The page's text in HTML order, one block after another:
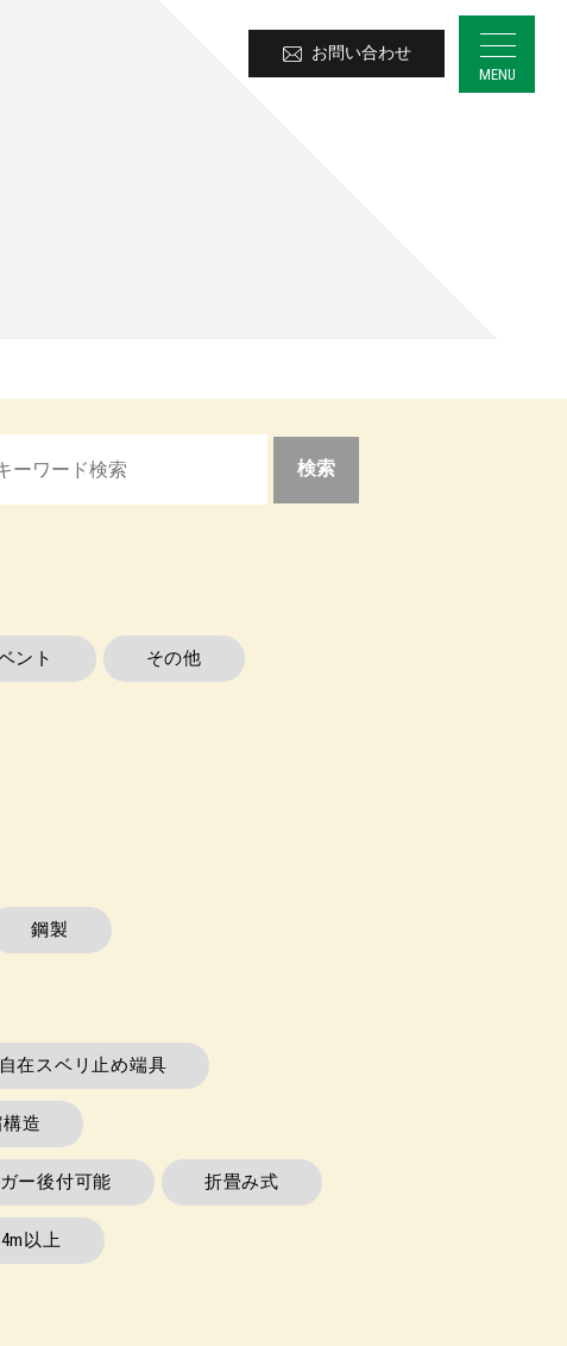
お問い合わせ
ント その他
鋼製
自在スベリ止め端具
造
ー後付可能 折畳み式
以上